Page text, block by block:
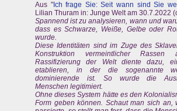
Aus "Ich frage Sie: Seit wann sind Sie
Lilian Thuram in: Junge Welt am 30.7.2022
Spannend ist zu analysieren, wann und
dass es Schwarze, Weiße, Gelbe oder
wurde.
Diese Identitäten sind im Zuge des
Konstruktion vermeintlicher Rassen
Rassifizierung der Welt diente dazu,
etablieren, in der die sogenannte
dominierende ist. So wurde die
Menschen legitimiert.
Ohne dieses System hätte es den
Form geben können. Schaut man sich an,